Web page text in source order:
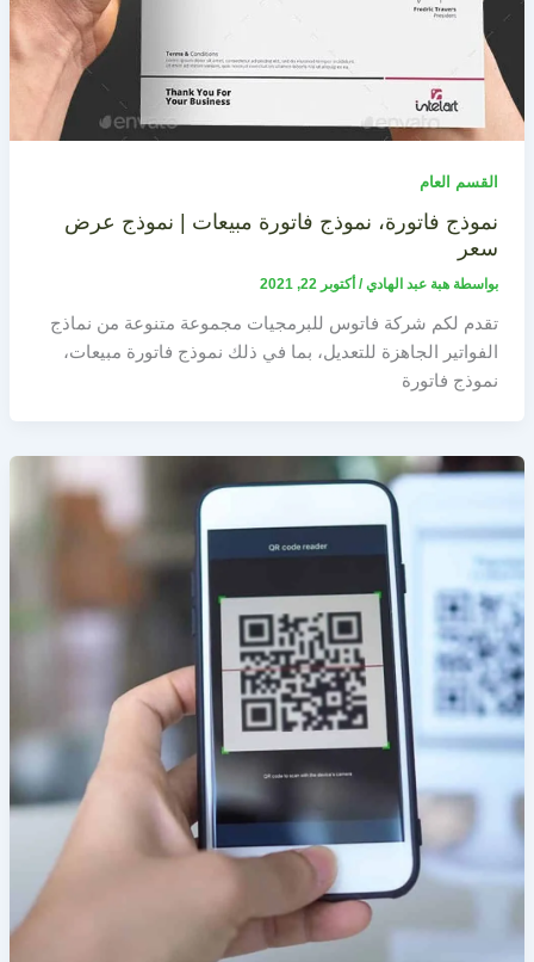
القسم العام
نموذج فاتورة، نموذج فاتورة مبيعات | نموذج عرض
سعر
بواسطة هبة عبد الهادي/ أكتوبر 22, 2021
تقدم لكم شركة فاتوس للبرمجيات مجموعة متنوعة من نماذج
الفواتير الجاهزة للتعديل، بما في ذلك نموذج فاتورة مبيعات،
نموذج فاتورة